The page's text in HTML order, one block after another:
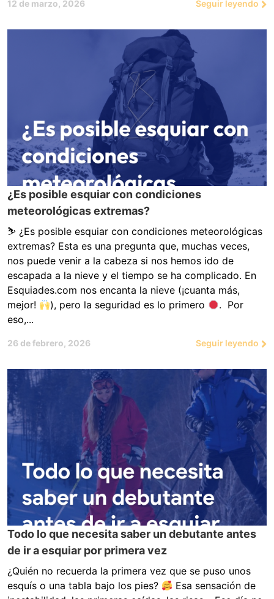
12 de marzo, 2026 Seguir leyendo
¿Es posible esquiar con condiciones
meteorológicas extremas?
⛷ ¿Es posible esquiar con condiciones meteorológicas
extremas? Esta es una pregunta que, muchas veces,
nos puede venir a la cabeza si nos hemos ido de
escapada a la nieve y el tiempo se ha complicado. En
Esquiades.com nos encanta la nieve (¡cuanta más,
mejor!
), pero la seguridad es lo primero
. Por
eso,...
26 de febrero, 2026 Seguir leyendo
Todo lo que necesita saber un debutante antes
de ir a esquiar por primera vez
¿Quién no recuerda la primera vez que se puso unos
esquís o una tabla bajo los pies?
Esa sensación de